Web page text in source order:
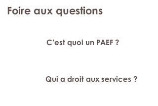
Foire aux questions
C’est quoi un PAEF ?
Qui a droit aux services ?